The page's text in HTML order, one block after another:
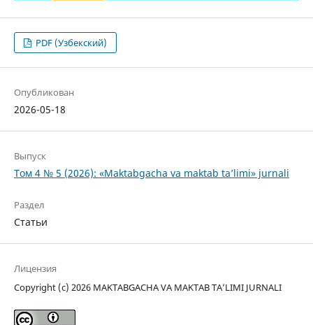
PDF (Узбекский)
Опубликован
2026-05-18
Выпуск
Том 4 № 5 (2026): «Maktabgacha va maktab ta’limi» jurnali
Раздел
Статьи
Лицензия
Copyright (c) 2026 MAKTABGACHA VA MAKTAB TA’LIMI JURNALI